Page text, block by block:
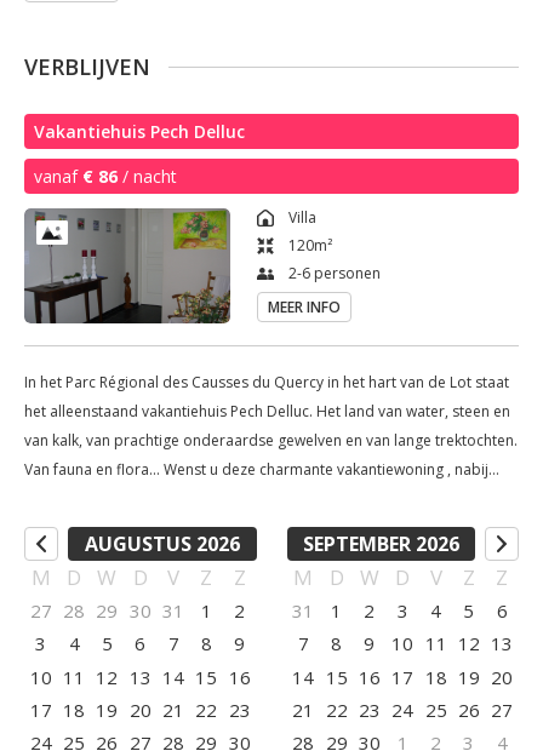
living bevindt zich de volledig ingerichte keuken. Een
pits gasfornuis staan ter beschikking.
De nachthall biedt u toegang tot de twee (gelijkvloerse)
slaapkamers voorzien van ruime opbergkasten. De badkamer
beschikt over een dubbele wastafel, een instapdouche,
handdoek- en haardroger, een wasmachine en een apart toilet.
Het terras met tuinmeubilair geeft toegang tot het zwembad
(9m x 4m).
terecht voor dagdagelijkse aankopen (bakker, kruidenier),
gezellig restaurant, pizzeria.
In het volgende dorpje (8km) St. Gery is een apotheek en
(15km) zijn de grote supermarkten : Carrefour, Lidl, ...
VERBLIJVEN
Vakantiehuis Pech Delluc
vanaf € 86 / nacht
Villa
120m²
2-6 personen
MEER INFO
In het Parc Régional des Causses du Quercy in het hart van de Lot staat
het alleenstaand vakantiehuis Pech Delluc. Het land van water, steen en
van kalk, van prachtige onderaardse gewelven en van lange trektochten.
Van fauna en flora... Wenst u deze charmante vakantiewoning , nabij
verhuren met aankomst op zaterdag vanaf 16u tot vertrek op zaterdag
10u. In de huurprijs begrepen : water, gas en elektriciteit. Gratis WIFI.
Bed- bad- en keukenlinnen zijn door de huurders te voorzien.
AUGUSTUS 2026
M D W D V Z Z
27 28 29 30 31 1
2
3
4 5 6 7 8
9
10 11 12 13 14 15 16
17 18 19 20 21 22 23
24 25 26 27 28 29 30
SEPTEMBER 2026
M D W D V Z Z
31 1 2 3 4 5
6
7
8 9 10 11 12 13
14 15 16 17 18 19 20
21
22 23 24 25 26 27
28 29 30 1 2 3 4